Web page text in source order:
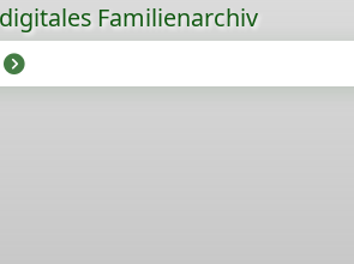
Familienarchiv